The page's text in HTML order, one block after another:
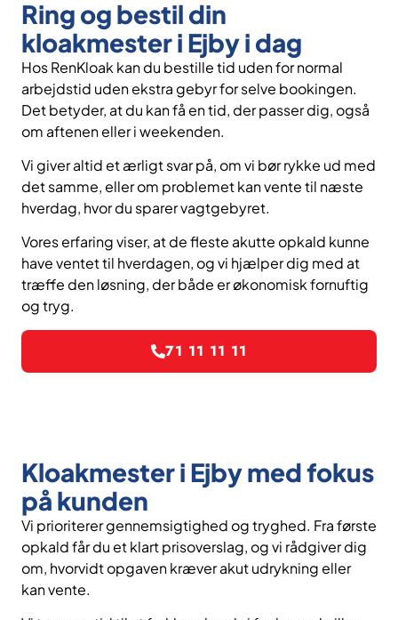
Ring og bestil din
kloakmester i Ejby i dag
Hos RenKloak kan du bestille tid uden for normal
arbejdstid uden ekstra gebyr for selve bookingen.
Det betyder, at du kan få en tid, der passer dig, også
om aftenen eller i weekenden.
Vi giver altid et ærligt svar på, om vi bør rykke ud med
det samme, eller om problemet kan vente til næste
hverdag, hvor du sparer vagtgebyret.
Vores erfaring viser, at de fleste akutte opkald kunne
have ventet til hverdagen, og vi hjælper dig med at
træffe den løsning, der både er økonomisk fornuftig
og tryg.
71 11 11 11
Kloakmester i Ejby med fokus
på kunden
Vi prioriterer gennemsigtighed og tryghed. Fra første
opkald får du et klart prisoverslag, og vi rådgiver dig
om, hvorvidt opgaven kræver akut udrykning eller
kan vente.